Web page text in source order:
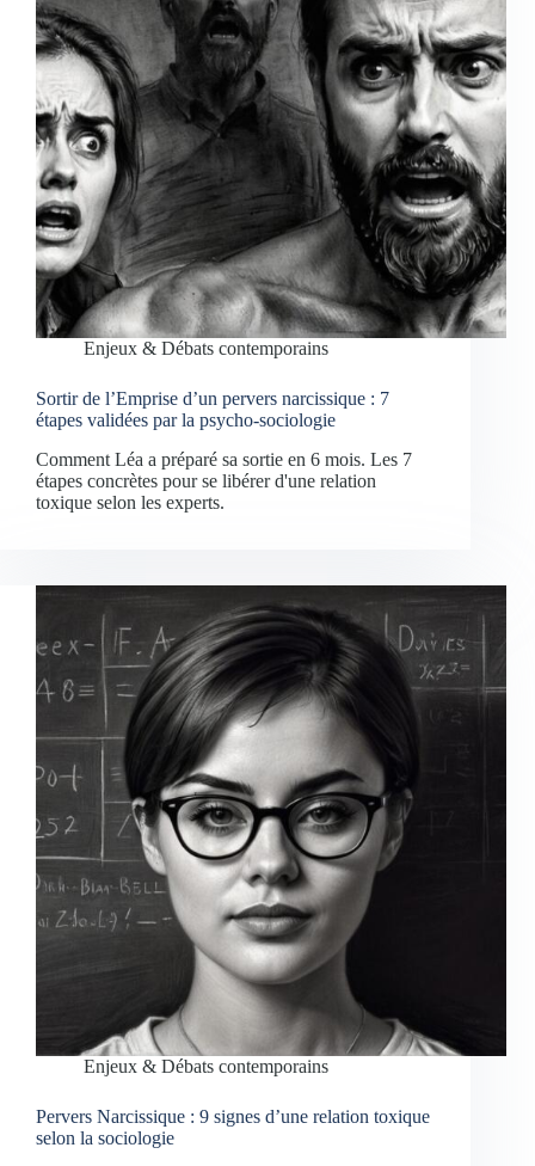
Enjeux & Débats contemporains
Sortir de l’Emprise d’un pervers narcissique : 7
étapes validées par la psycho-sociologie
Comment Léa a préparé sa sortie en 6 mois. Les 7
étapes concrètes pour se libérer d'une relation
toxique selon les experts.
Enjeux & Débats contemporains
Pervers Narcissique : 9 signes d’une relation toxique
selon la sociologie